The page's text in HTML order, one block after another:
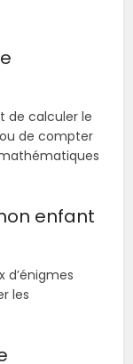
de calculer le
de compter
enfant
d’énigmes
les